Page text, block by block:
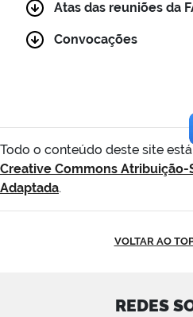
Atas das reuniões da
Convocações
Todo o conteúdo deste site
Creative Commons Atribuição-
Adaptada.
VOLTAR AO
REDES